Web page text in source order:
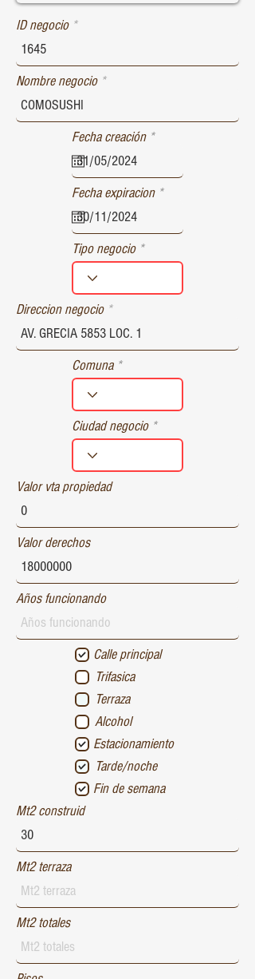
ID negocio
Nombre negocio
Fecha creación *r
u
i
d
Fecha expiracion *r
u
r
d
Tipo negocio
Direccion negocio
Comuna
Ciudad negocio
Valor vta propiedad
Valor derechos
Años funcionando
Calle principal
Trifasica
Terraza
Alcohol
Estacionamiento
Tarde/noche
Fin de semana
Mt2 construid
Mt2 terraza
Mt2 totales